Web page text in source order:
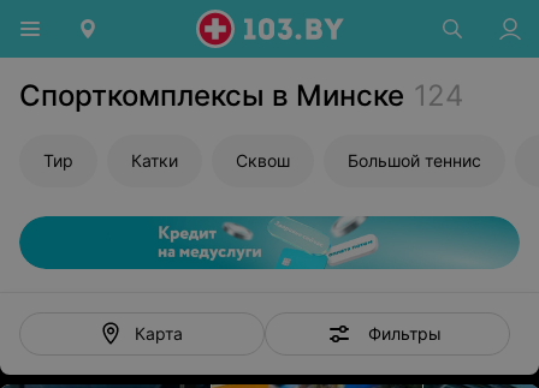
Спорткомплексы в Минске 124
Тир Катки Сквош Большой теннис
Карта Фильтры